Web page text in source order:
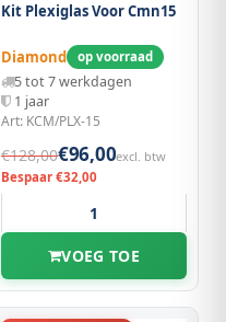
Kit Plexiglas Voor Cmn15
Diamond op voorraad
5 tot 7 werkdagen
1 jaar
Art: KCM/PLX-15
€128,00€96,00excl. btw
Bespaar €32,00
VOEG TOE